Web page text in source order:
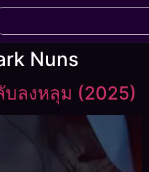
Nuns
บลงหลุม (2025)